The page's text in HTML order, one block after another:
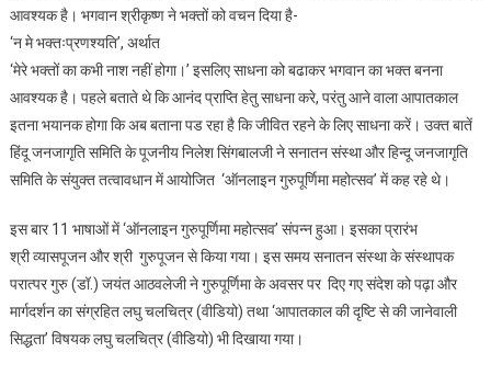
आवश्यक है। भगवान श्रीकृष्ण ने भक्तों को वचन दिया है-
‘न मे भक्तःप्रणश्यति’, अर्थात
‘मेरे भक्तों का कभी नाश नहीं होगा।’ इसलिए साधना को बढाकर भगवान का भक्त बनना
आवश्यक है। पहले बताते थे कि आनंद प्राप्ति हेतु साधना करे, परंतु आने वाला आपातकाल
इतना भयानक होगा कि अब बताना पड रहा है कि जीवित रहने के लिए साधना करें। उक्त बातें
हिंदू जनजागृति समिति के पूजनीय निलेश सिंगबालजी ने सनातन संस्था और हिन्दू जनजागृति
समिति के संयुक्त तत्वावधान में आयोजित ‘ऑनलाइन गुरुपूर्णिमा महोत्सव’ में कह रहे थे।
इस बार 11 भाषाओं में ‘ऑनलाइन गुरुपूर्णिमा महोत्सव’ संपन्न हुआ। इसका प्रारंभ
श्री व्यासपूजन और श्री गुरुपूजन से किया गया। इस समय सनातन संस्था के संस्थापक
परात्पर गुरु (डॉ.) जयंत आठवलेजी ने गुरुपूर्णिमा के अवसर पर दिए गए संदेश को पढ़ा और
मार्गदर्शन का संग्रहित लघु चलचित्र (वीडियो) तथा ‘आपातकाल की दृष्टि से की जानेवाली
सिद्धता’ विषयक लघु चलचित्र (वीडियो) भी दिखाया गया।